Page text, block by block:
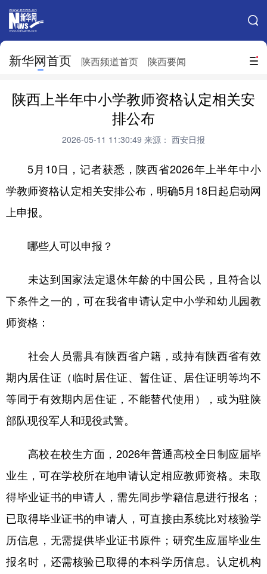
搜索
新华网首页 陕西频道首页 陕西要闻
网站地图
北京 天津 河北 山西
吉林 上海
山东 河南 湖北 湖南
广东
新疆 内蒙古 黑龙江
陕西上半年中小学教师资格认定相关安
排公布
2026-05-11 11:30:49 来源： 西安日报
5月10日，记者获悉，陕西省2026年上半年中小
学教师资格认定相关安排公布，明确5月18日起启动网
上申报。
哪些人可以申报？
未达到国家法定退休年龄的中国公民，且符合以
下条件之一的，可在我省申请认定中小学和幼儿园教
师资格：
社会人员需具有陕西省户籍，或持有陕西省有效
期内居住证（临时居住证、暂住证、居住证明等均不
等同于有效期内居住证，不能替代使用），或为驻陕
部队现役军人和现役武警。
高校在校生方面，2026年普通高校全日制应届毕
业生，可在学校所在地申请认定相应教师资格。未取
得毕业证书的申请人，需先同步学籍信息进行报名；
已取得毕业证书的申请人，可直接由系统比对核验学
历信息，无需提供毕业证书原件；研究生应届毕业生
报名时，还需核验已取得的本科学历信息。认定机构